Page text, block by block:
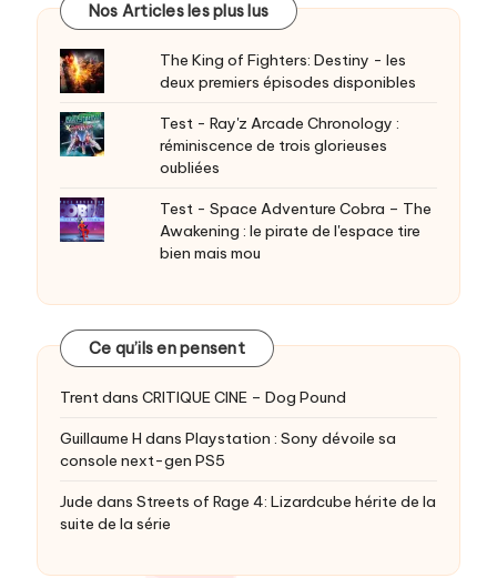
Nos Articles les plus lus
The King of Fighters: Destiny - les
deux premiers épisodes disponibles
Test - Ray'z Arcade Chronology :
réminiscence de trois glorieuses
oubliées
Test - Space Adventure Cobra – The
Awakening : le pirate de l'espace tire
bien mais mou
Ce qu’ils en pensent
Trentdans CRITIQUE CINE – Dog Pound
Guillaume H dans Playstation : Sony dévoile sa
console next-gen PS5
Jude dans Streets of Rage 4: Lizardcube hérite de la
suite de la série